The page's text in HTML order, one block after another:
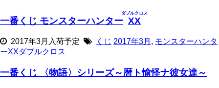
一番くじ モンスターハンター XX
ダブルクロス
くじ 2017年3月 , モンスターハンタ
ーXXダブルクロス
一番くじ 〈物語〉シリーズ～暦ト愉怪ナ彼女達～